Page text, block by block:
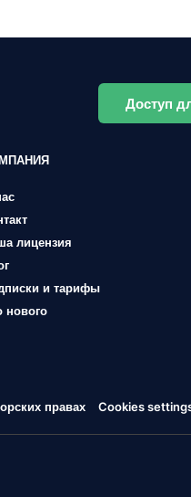
Доступ
лицензия
и тарифы
нового
правах Cookies